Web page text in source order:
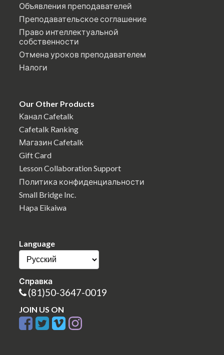
Объявления преподавателей
Преподавательское соглашение
Право интеллектуальной
собственности
Отмена уроков преподавателем
Налоги
Our Other Products
Канал Cafetalk
Cafetalk Ranking
Магазин Cafetalk
Gift Card
Lesson Collaboration Support
Политика конфиденциальности
Small Bridge Inc.
Hapa Eikaiwa
Language
Справка
(81)50-3647-0019
JOIN US ON